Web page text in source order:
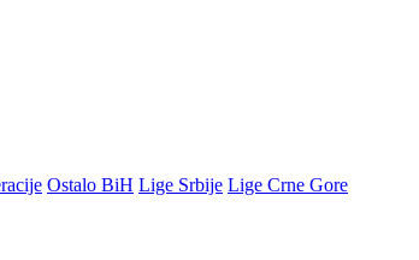
Ostalo BiH Lige Srbije Lige Crne Gore